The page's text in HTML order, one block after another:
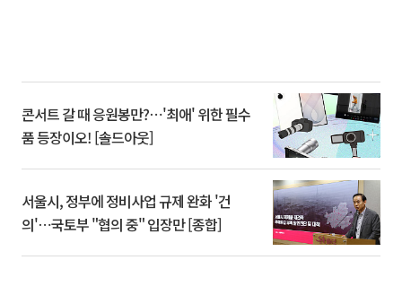
콘서트 갈 때 응원봉만?⋯'최애' 위한 필수
품 등장이오! [솔드아웃]
서울시, 정부에 정비사업 규제 완화 '건
의'⋯국토부 "협의 중" 입장만 [종합]